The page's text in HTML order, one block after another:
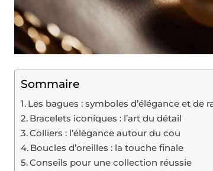
Sommaire
Les bagues : symboles d’élégance et de
Bracelets iconiques : l’art du détail
Colliers : l’élégance autour du cou
Boucles d’oreilles : la touche finale
Conseils pour une collection réussie